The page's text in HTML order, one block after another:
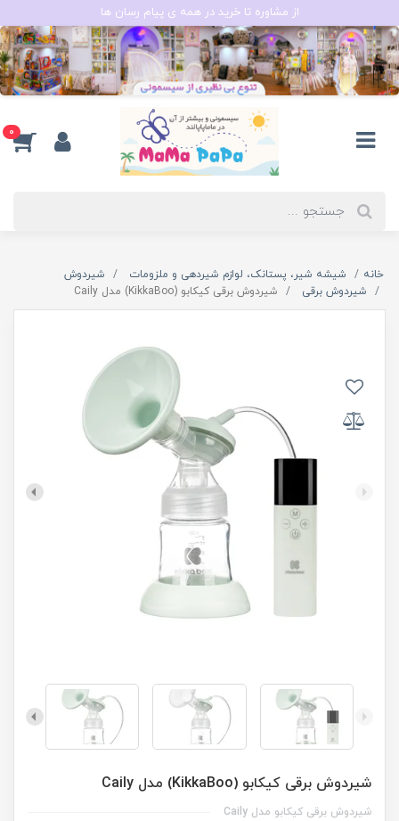
از مشاوره تا خرید در همه ی پیام رسان ها
0
خانه شیشه شیر، پستانک، لوازم شیردهی و ملزومات
شیردوش
شیردوش برقی
شیردوش برقی کیکابو (KikkaBoo) مدل Caily
شیردوش برقی کیکابو (KikkaBoo) مدل Caily
شیردوش برقی کیکابو مدل Caily